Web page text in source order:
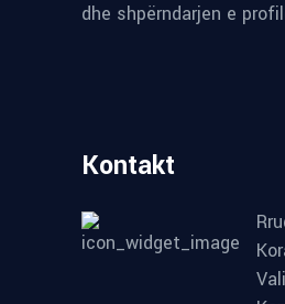
dhe shpërndarjen e
Kontakt